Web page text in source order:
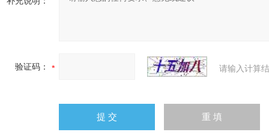
验证码： 请输入计算